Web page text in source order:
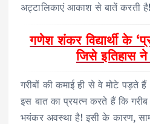
अट्टालिकाएं आकाश से बातें करती है!
गणेश शंकर विद्यार्थी के
जिसे इतिहास ने
गरीबों की कमाई ही से वे मोटे
इस बात का प्रयत्‍न करते हैं कि
भयंकर अवस्‍था है! इसी के कारण,